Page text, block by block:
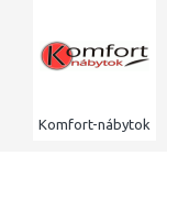
Komfort-nábytok